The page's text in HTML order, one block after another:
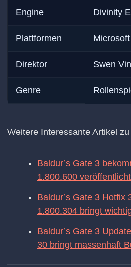
Engine Divinity
Plattformen
Direktor Swen
Genre
Weitere Interessante Artikel zu
Baldur’s Gate 3
1.800.600 veröffentlicht
Baldur’s Gate 3 Hotfix
1.800.304 bringt
Baldur’s Gate 3
30 bringt massenhaft